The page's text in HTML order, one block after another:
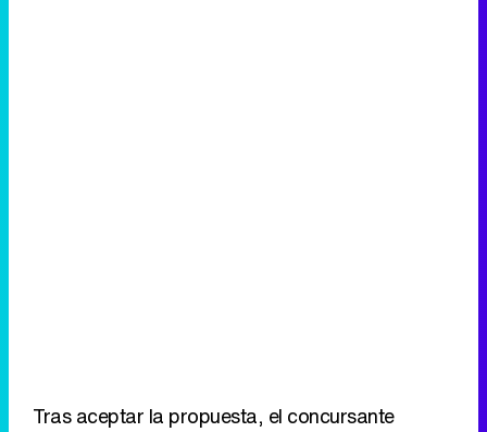
Tras aceptar la propuesta, el concursante